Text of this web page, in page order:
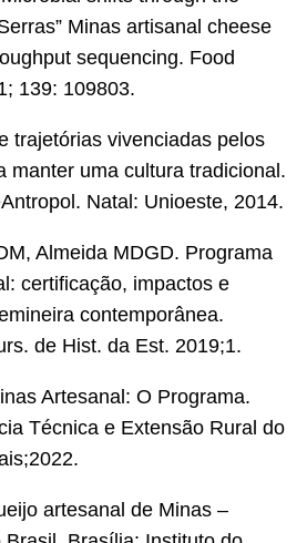
Minas artisanal cheese
sequencing. Food
139: 109803.
trajetórias vivenciadas pelos
manter uma cultura tradicional.
Natal: Unioeste, 2014.
Almeida MDGD. Programa
certificação, impactos e
contemporânea.
de Hist. da Est. 2019;1.
Artesanal: O Programa.
Técnica e Extensão Rural do
artesanal de Minas –